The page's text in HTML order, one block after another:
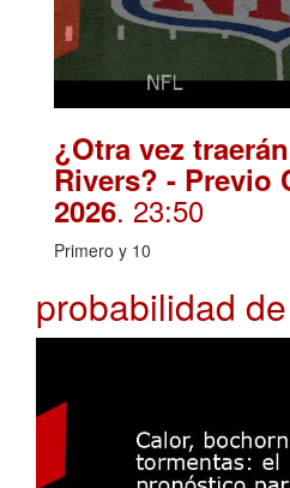
¿Otra vez
Rivers? - Previo
2026. 23:50
Primero y 10
probabilidad